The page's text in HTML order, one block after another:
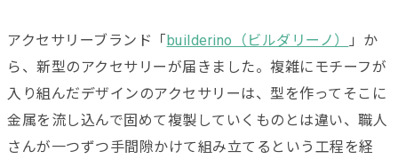
アクセサリーブランド「builderino（ビルダリーノ）
」か
ら、新型のアクセサリーが届きました。複雑にモチーフが
入り組んだデザインのアクセサリーは、型を作ってそこに
金属を流し込んで固めて複製していくものとは違い、職人
さんが一つずつ手間隙かけて組み立てるという工程を経